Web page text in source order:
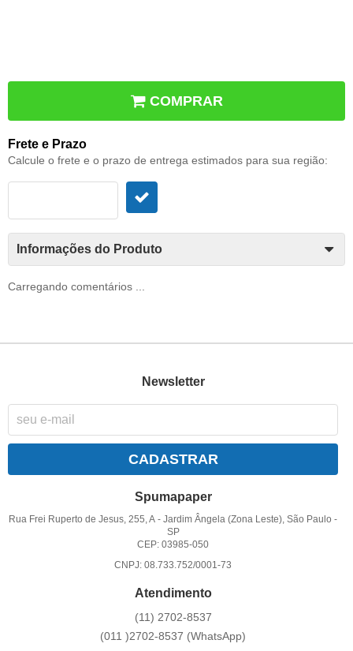
COMPRAR
Frete e Prazo
Calcule o frete e o prazo de entrega estimados para sua região:
Informações do Produto
Carregando comentários ...
Newsletter
CADASTRAR
Spumapaper
Rua Frei Ruperto de Jesus, 255, A -Jardim Ângela (Zona Leste), São Paulo -
SP
CEP: 03985-050
CNPJ: 08.733.752/0001-73
Atendimento
(11) 2702-8537
(011 )2702-8537 (WhatsApp)